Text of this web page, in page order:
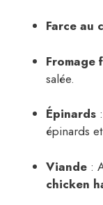
Farce au
Fromage
salée.
Épinards
épinards
Viande :
chicken